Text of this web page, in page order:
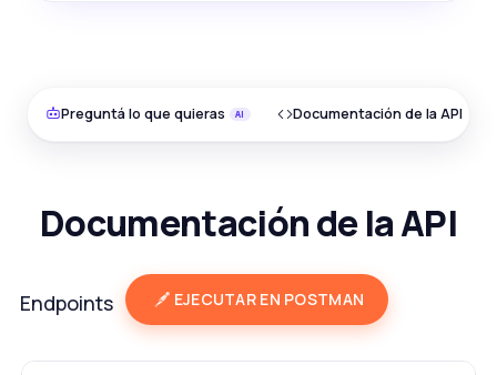
Preguntá lo que quieras Documentación de la API
Documentación de la API
Endpoints EJECUTAR EN POSTMAN